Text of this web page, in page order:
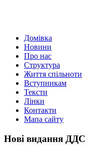
Домівка
Новини
Про нас
Структура
Життя спільноти
Вступникам
Тексти
Лінки
Контакти
Мапа сайту
Нові видання ДДС